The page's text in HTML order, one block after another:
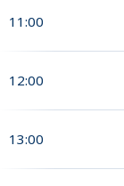
11:00
12:00
13:00